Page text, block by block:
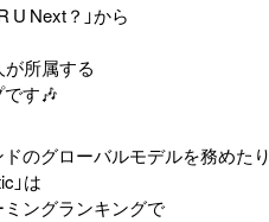
U Next？」から
所属する
す🎶
のグローバルモデルを務めたり
」は
ングランキングで